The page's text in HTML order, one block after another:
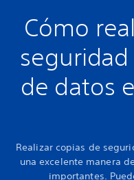
Cómo
de datos
Realizar copias de
una excelente manera
importantes.